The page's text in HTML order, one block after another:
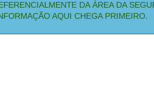
DA ÁREA DA
AQUI CHEGA PRIMEIRO.